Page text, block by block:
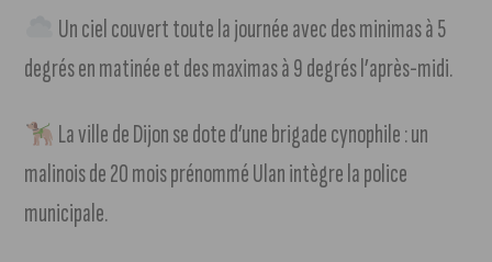
Un ciel couvert toute la journée avec des minimas à 5
degrés en matinée et des maximas à 9 degrés l’après-midi.
La ville de Dijon se dote d’une brigade cynophile : un
malinois de 20 mois prénommé Ulan intègre la police
municipale.